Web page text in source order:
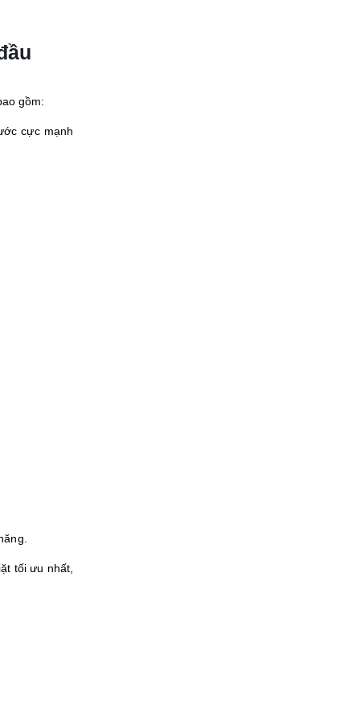
gồm:
cực mạnh
tối ưu nhất,